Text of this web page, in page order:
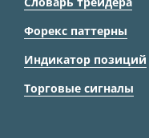
Форекс паттерны
Индикатор позиций
Торговые сигналы